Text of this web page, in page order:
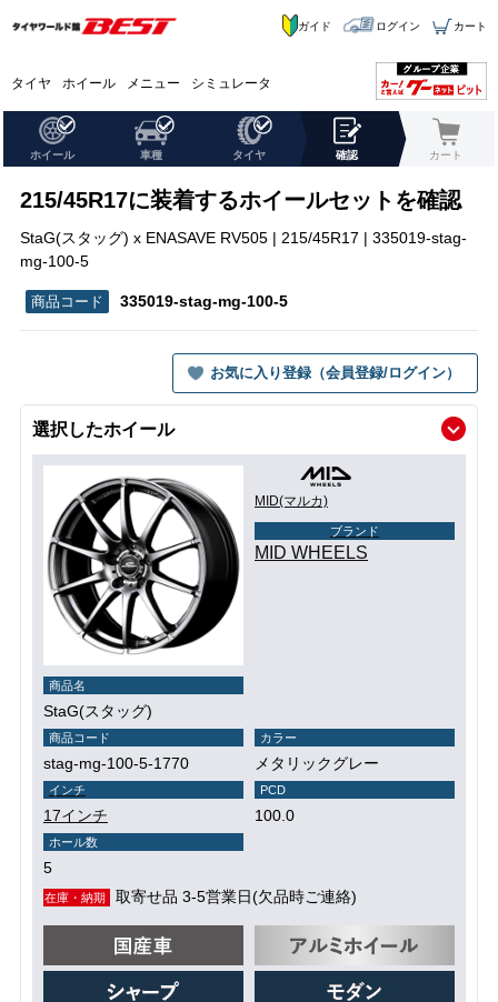
タイヤ ホイール メニュー シミュレータ
ガイド ログイン カート
ホイール 車種 タイヤ 確認 カート
215/45R17に装着するホイールセットを確認
StaG(スタッグ) x ENASAVE RV505 | 215/45R17 | 335019-stag-
mg-100-5
335019-stag-mg-100-5
お気に入り登録（会員登録/ログイン）
選択したホイール
MID(マルカ)
ブランド
MID WHEELS
商品名
StaG(スタッグ)
商品コード
stag-mg-100-5-1770
カラー
メタリックグレー
インチ
17インチ
PCD
100.0
ホール数
5
在庫・納期 取寄せ品 3-5営業日(欠品時ご連絡)